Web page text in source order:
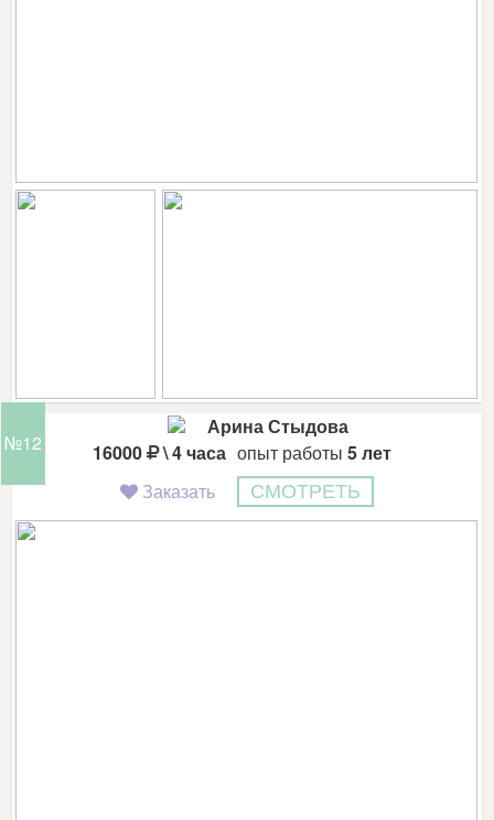
№12
Арина Стыдова
16000
\ 4 часа опыт работы 5 лет
Заказать
СМОТРЕТЬ